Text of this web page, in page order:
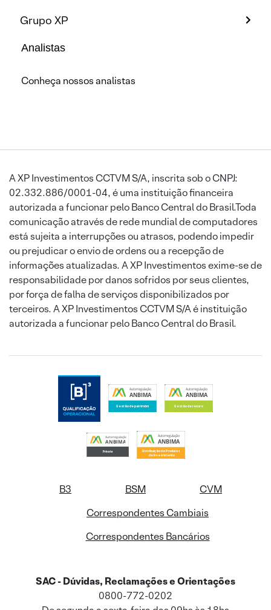
Grupo XP
Analistas
Conheça nossos analistas
A XP Investimentos CCTVM S/A, inscrita sob o CNPJ:
02.332.886/0001-04, é uma instituição financeira
autorizada a funcionar pelo Banco Central do Brasil.Toda
comunicação através de rede mundial de computadores
está sujeita a interrupções ou atrasos, podendo impedir
ou prejudicar o envio de ordens ou a recepção de
informações atualizadas. A XP Investimentos exime-se de
responsabilidade por danos sofridos por seus clientes,
por força de falha de serviços disponibilizados por
terceiros. A XP Investimentos CCTVM S/A é instituição
autorizada a funcionar pelo Banco Central do Brasil.
B3 BSM
CVM
Correspondentes Cambiais
Correspondentes Bancários
SAC - Dúvidas, Reclamações e Orientações
0800-772-0202